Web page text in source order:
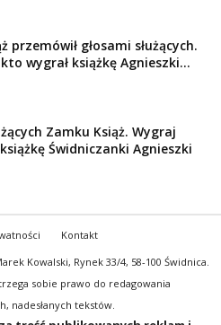
przemówił głosami służących.
wygrał książkę Agnieszki...
Zamku Książ. Wygraj
Świdniczanki Agnieszki
Kontakt
Kowalski, Rynek 33/4, 58-100 Świdnica.
sobie prawo do redagowania
nadesłanych tekstów.